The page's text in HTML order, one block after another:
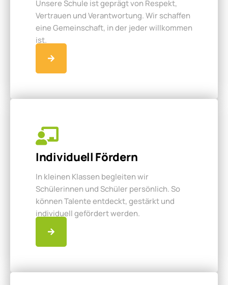
Unsere Schule ist geprägt von Respekt,
Vertrauen und Verantwortung. Wir schaffen
eine Gemeinschaft, in der jeder willkommen
ist.
Individuell Fördern
In kleinen Klassen begleiten wir
Schülerinnen und Schüler persönlich. So
können Talente entdeckt, gestärkt und
individuell gefördert werden.